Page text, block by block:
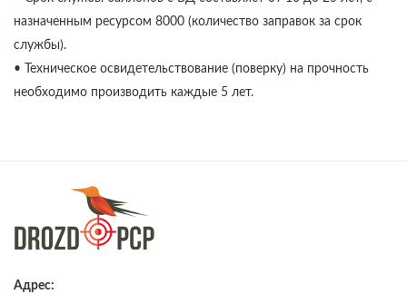
назначенным ресурсом 8000 (количество заправок за срок
службы).
• Техническое освидетельствование (поверку) на прочность
необходимо производить каждые 5 лет.
Адрес: